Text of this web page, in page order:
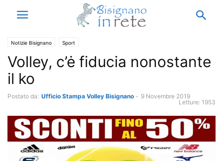
Notizie Bisignano Sport
Volley, c’ė fiducia nonostante
il ko
Postato da: Ufficio Stampa Volley Bisignano - 9 Novembre 2019
Letture: 1953